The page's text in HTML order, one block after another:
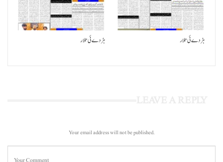
ہڑدے ئی تلار ہڑدے ئی تلار
Your email address will not be published.